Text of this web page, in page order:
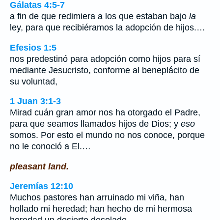
Gálatas 4:5-7
a fin de que redimiera a los que estaban bajo la
ley, para que recibiéramos la adopción de hijos.…
Efesios 1:5
nos predestinó para adopción como hijos para sí
mediante Jesucristo, conforme al beneplácito de
su voluntad,
1 Juan 3:1-3
Mirad cuán gran amor nos ha otorgado el Padre,
para que seamos llamados hijos de Dios; y eso
somos. Por esto el mundo no nos conoce, porque
no le conoció a El.…
pleasant land.
Jeremías 12:10
Muchos pastores han arruinado mi viña, han
hollado mi heredad; han hecho de mi hermosa